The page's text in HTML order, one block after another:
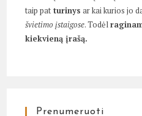
taip pat turinys ar kai kurios jo
švietimo įstaigose. Todėl
kiekvieną įrašą.
Prenumeruoti